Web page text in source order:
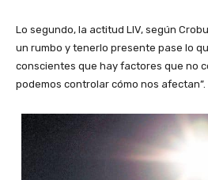
Lo segundo, la actitud LIV, según
un rumbo y tenerlo presente pase lo
conscientes que hay factores que no
podemos controlar cómo nos afectan”.